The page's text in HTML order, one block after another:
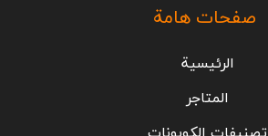
صفحات هامة
الرئيسية
المتاجر